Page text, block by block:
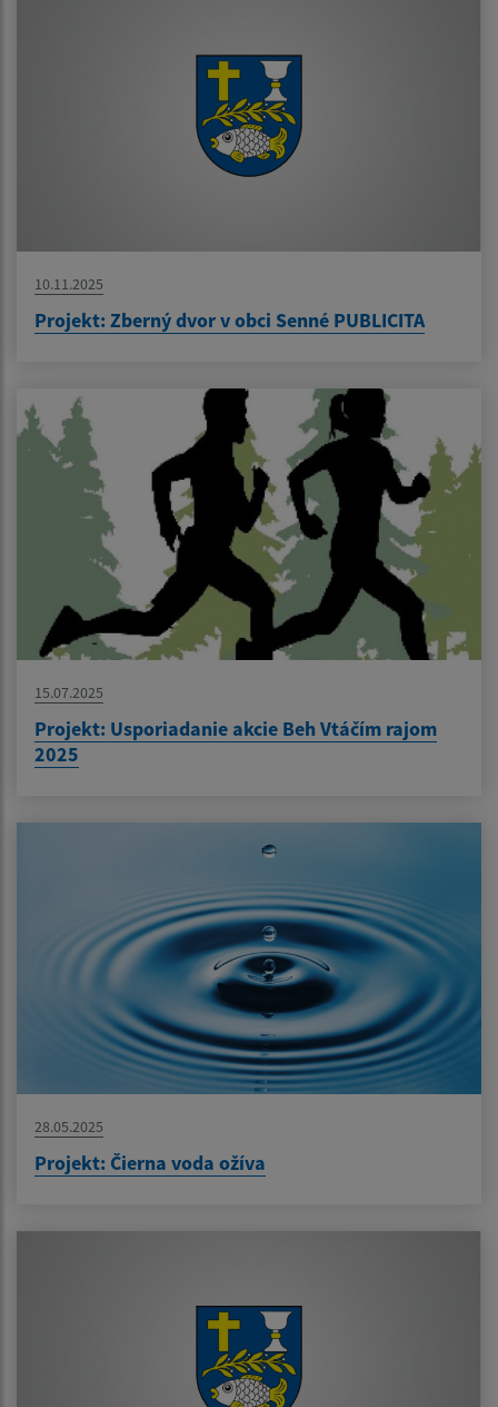
10.11.2025
Projekt: Zberný dvor v obci Senné PUBLICITA
15.07.2025
Projekt: Usporiadanie akcie Beh Vtáčím rajom
2025
28.05.2025
Projekt: Čierna voda ožíva